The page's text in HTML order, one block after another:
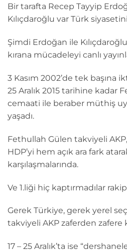
Bir tarafta Recep Tayyip
Kılıçdaroğlu var Türk
Şimdi Erdoğan ile
kırana mücadeleyi canlı
3 Kasım 2002’de tek başına
25 Aralık 2015 tarihine kadar
cemaati ile beraber müthiş
yaşadı.
Fethullah Gülen takviyeli
HDP’yi hem açık ara fark
karşılaşmalarında.
Ve 1.liği hiç kaptırmadılar
Gerek Türkiye, gerek yerel
takviyeli AKP zaferden zafere
17 – 25 Aralık’ta ise